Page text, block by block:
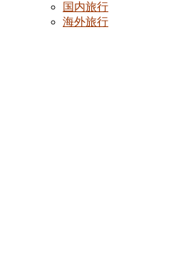
国内旅行
海外旅行